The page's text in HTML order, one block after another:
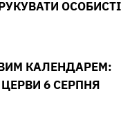
ОСОБИСТІ
КАЛЕНДАРЕМ:
6 СЕРПНЯ